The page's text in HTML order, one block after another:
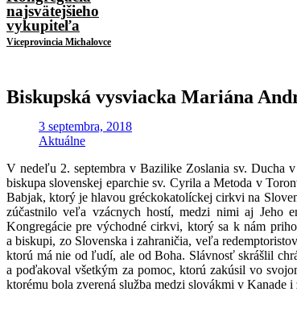
najsvätejšieho
vykupiteľa
Viceprovincia Michalovce
Biskupská vysviacka Mariána
3 septembra, 2018
Aktuálne
V nedeľu 2. septembra v Bazilike Zoslania sv. Ducha
biskupa slovenskej eparchie sv. Cyrila a Metoda v
Babjak, ktorý je hlavou gréckokatolíckej cirkvi na
zúčastnilo veľa vzácnych hostí, medzi nimi aj Jeho
Kongregácie pre východné cirkvi, ktorý sa k nám
a biskupi, zo Slovenska i zahraničia, veľa
ktorú má nie od ľudí, ale od Boha. Slávnosť skrášlil
a poďakoval všetkým za pomoc, ktorú zakúsil vo
ktorému bola zverená služba medzi slovákmi v Kanade